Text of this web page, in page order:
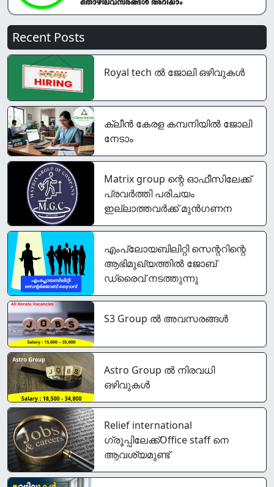
Recent Posts
Royal tech ൽ ജോലി ഒഴിവുകൾ
ക്ലീൻ കേരള കമ്പനിയിൽ ജോലി
നേടാം
Matrix group ന്റെ ഓഫീസിലേക്ക്
പ്രവർത്തി പരിചയം
ഇല്ലാത്തവർക്ക് മുൻഗണന
എംപ്ലോയബിലിറ്റി സെന്ററിന്റെ
ആഭിമുഖ്യത്തില്‍ ജോബ്
ഡ്രൈവ് നടത്തുന്നു
S3 Group ൽ അവസരങ്ങൾ
Astro Group ൽ നിരവധി
ഒഴിവുകൾ
Relief international
ഗ്രൂപ്പിലേക്ക്Office staff നെ
ആവശ്യമുണ്ട്